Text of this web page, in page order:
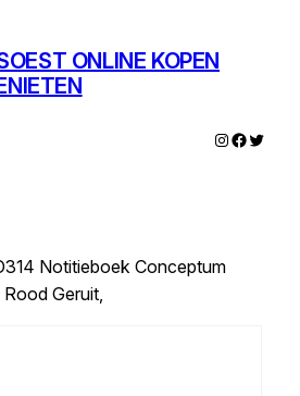
ONLINE KOPEN
Instagram
Twitter
Notitieboek Conceptum
Geruit,